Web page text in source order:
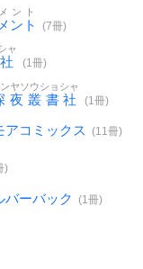
ント
ント
(7冊)
ャ
(1冊)
夜叢書社
ヤソウショシャ
(1冊)
アコミックス (11冊)
)
バーバック (1冊)